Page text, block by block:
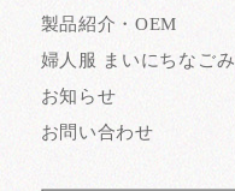
製品紹介・OEM
婦人服 まいにちなごみ
お知らせ
お問い合わせ